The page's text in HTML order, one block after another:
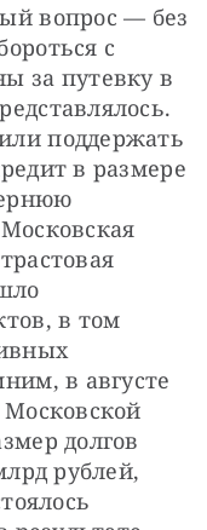
вопрос — без
с
за путевку в
поддержать
в размере
в том
в августе
долгов
рублей,